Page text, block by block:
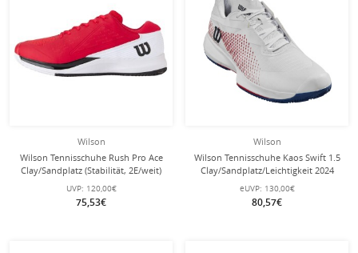
Wilson
Wilson Tennisschuhe Rush Pro Ace
Clay/Sandplatz (Stabilität, 2E/weit)
2025 rot/weiss Herren
UVP: 120,00€
75,53€
Wilson
Wilson Tennisschuhe Kaos Swift 1.5
Clay/Sandplatz/Leichtigkeit 2024
weiss Damen
eUVP: 130,00€
80,57€